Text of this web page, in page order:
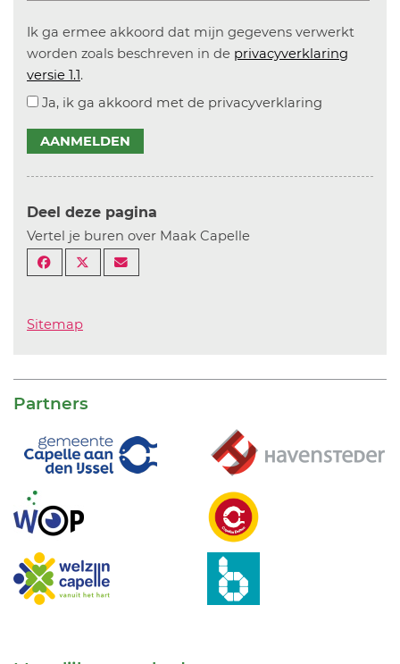
Ik ga ermee akkoord dat mijn gegevens verwerkt
worden zoals beschreven in de privacyverklaring
versie 1.1.
Ja, ik ga akkoord met de privacyverklaring
AANMELDEN
Deel deze pagina
Vertel je buren over Maak Capelle
Sitemap
Partners